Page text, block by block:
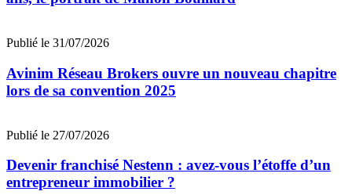
Publié le 31/07/2026
Avinim Réseau Brokers ouvre un nouveau chapitre
lors de sa convention 2025
Publié le 27/07/2026
Devenir franchisé Nestenn : avez-vous l’étoffe d’un
entrepreneur immobilier ?